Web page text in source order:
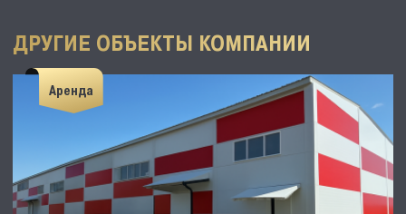
ДРУГИЕ ОБЪЕКТЫ КОМПАНИИ
Аренда